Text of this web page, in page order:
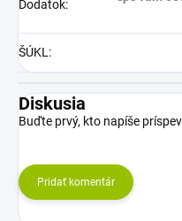
Dodatok:
ŠÚKL:
Diskusia
Buďte prvý, kto napíše
Pridať komentár